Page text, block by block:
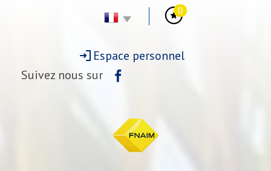
0
Espace personnel
Suivez nous sur